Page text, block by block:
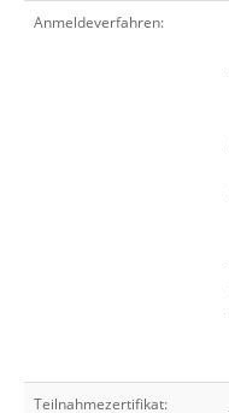
Anmeldeverfahren:
Teilnahmezertifikat: